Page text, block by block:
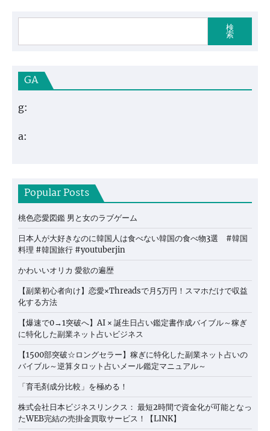
検
索
GA
g:
a:
Popular Posts
桃色恋愛図鑑 男と女のラブゲーム
日本人が大好きなのに韓国人は食べない韓国の食べ物3選 #韓国
料理 #韓国旅行 #youtuberjin
かわいいオリカ 愛欲の遍歴
【副業初心者向け】恋愛×Threadsで月5万円！スマホだけで収益
化する方法
【爆速で0→1突破へ】AI × 誕生日占い鑑定書作成バイブル～稼ぎ
に特化した副業ネット占いビジネス
【1500部突破☆ロングセラー】稼ぎに特化した副業ネット占いの
バイブル～逆算タロット占いメール鑑定マニュアル～
「育毛剤成分比較」を極める！
株式会社日本ビジネスリンクス： 最短2時間で資金化が可能となっ
たWEB完結の売掛金買取サービス！【LINK】